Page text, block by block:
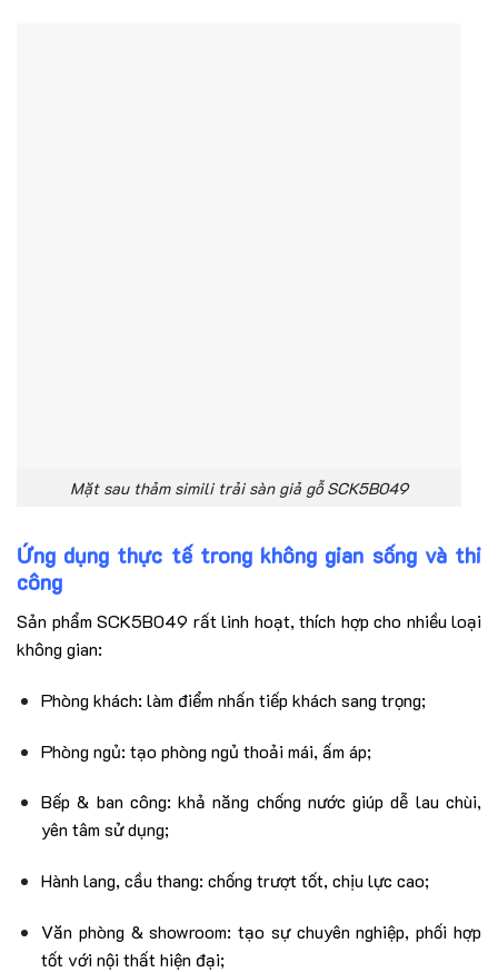
Mặt sau thảm simili trải sàn giả gỗ SCK5B049
Ứng dụng thực tế trong không gian sống và thi
công
Sản phẩm SCK5B049 rất linh hoạt, thích hợp cho nhiều loại
không gian:
Phòng khách: làm điểm nhấn tiếp khách sang trọng;
Phòng ngủ: tạo phòng ngủ thoải mái, ấm áp;
Bếp & ban công: khả năng chống nước giúp dễ lau chùi,
yên tâm sử dụng;
Hành lang, cầu thang: chống trượt tốt, chịu lực cao;
Văn phòng & showroom: tạo sự chuyên nghiệp, phối hợp
tốt với nội thất hiện đại;